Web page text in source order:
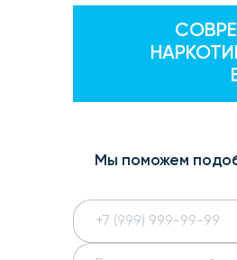
Мы поможем